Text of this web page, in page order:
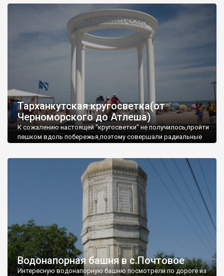
Тарханкутская кругосветка(от
Черноморского до Атлеша)
К сожалению настоящей "кругосветки" не получилось,пройти
пешком вдоль побережья,поэтому совершали радиальные
Водонапорная башня в с.Почтовое
Интересную водонапорную башню посмотрели по дороге из